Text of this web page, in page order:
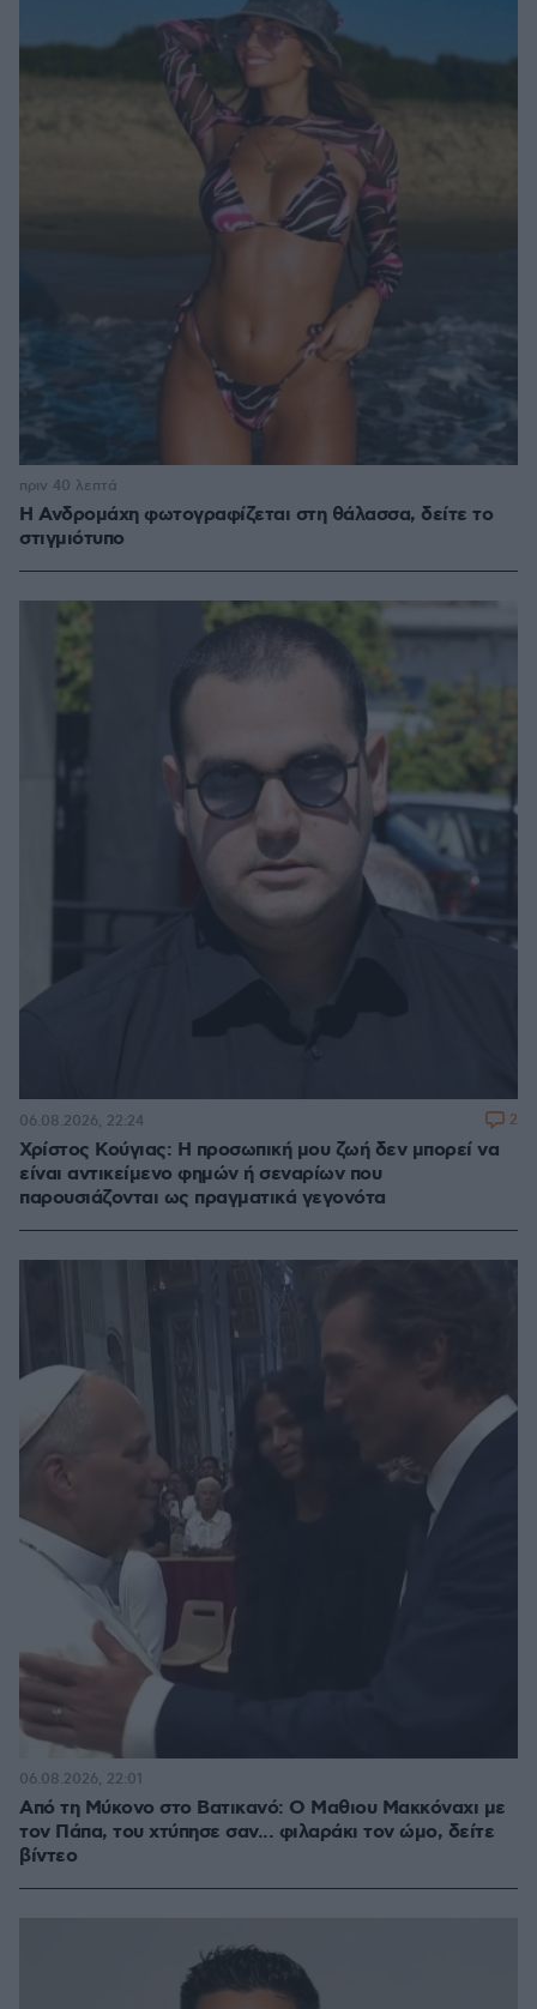
Η Ανδρομάχη φωτογραφίζεται στη θάλασσα, δείτε το
στιγμιότυπο
πριν 40 λεπτά
Χρίστος Κούγιας: Η προσωπική μου ζωή δεν μπορεί να
είναι αντικείμενο φημών ή σεναρίων που
παρουσιάζονται ως πραγματικά γεγονότα
06.08.2026, 22:24 2
Από τη Μύκονο στο Βατικανό: Ο Μαθιου Μακκόναχι με
τον Πάπα, του χτύπησε σαν... φιλαράκι τον ώμο, δείτε
βίντεο
06.08.2026, 22:01